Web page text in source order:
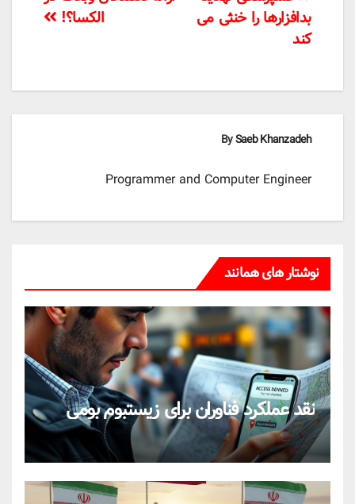
نوشته‌ها
الکسا؟!
بدافزارها را خنثی می
کند
BySaeb Khanzadeh
Programmer and Computer Engineer
نوشتار های همانند
نقد عملکرد فناوران برای زیستبوم بومی